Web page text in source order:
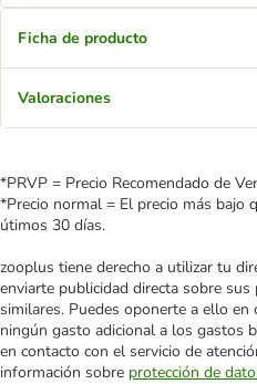
Ficha de producto
Valoraciones
*PRVP = Precio Recomendado de
*Precio normal = El precio más bajo
útimos 30 días.
zooplus tiene derecho a utilizar tu
enviarte publicidad directa sobre
similares. Puedes oponerte a ello
ningún gasto adicional a los gastos
en contacto con el servicio de
información sobre protección de